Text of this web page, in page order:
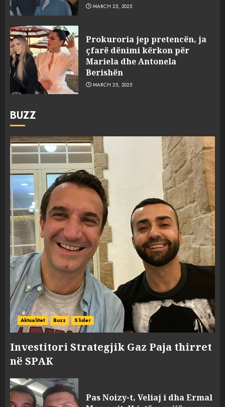
MARCH 25, 2025
Prokuroria jep pretencën, ja
çfarë dënimi kërkon për
Mariela dhe Antonela
Berishën
MARCH 25, 2025
BUZZ
Aktualitet Buzz Slider
Investitori Strategjik Gaz Paja thirret
në SPAK
Pas Noizy-t, Veliaj i dha Ermal